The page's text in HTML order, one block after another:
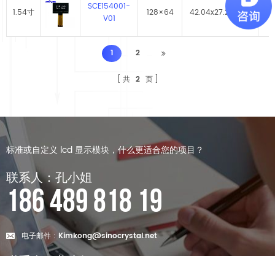
1.54寸
SCE154001-
V01
128×64 42.04x27.22×1.41
1 2
共 2 页
标准或自定义 lcd 显示模块，什么更适合您的项目？
联系人：孔小姐
186 489 818 19
电子邮件 : Kimkong@sinocrystal.net